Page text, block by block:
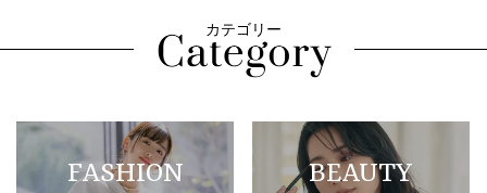
カテゴリー
FASHION BEAUTY